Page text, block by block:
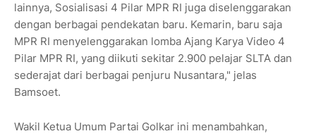
lainnya, Sosialisasi 4 Pilar MPR RI juga diselenggarakan
dengan berbagai pendekatan baru. Kemarin, baru saja
MPR RI menyelenggarakan lomba Ajang Karya Video 4
Pilar MPR RI, yang diikuti sekitar 2.900 pelajar SLTA dan
sederajat dari berbagai penjuru Nusantara," jelas
Bamsoet.
Wakil Ketua Umum Partai Golkar ini menambahkan,